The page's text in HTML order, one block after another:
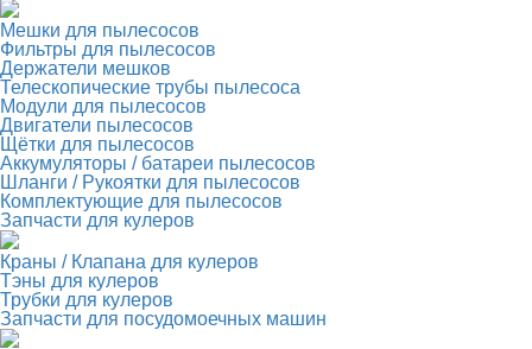
Мешки для пылесосов
Фильтры для пылесосов
Держатели мешков
Телескопические трубы пылесоса
Модули для пылесосов
Двигатели пылесосов
Щётки для пылесосов
Аккумуляторы / батареи пылесосов
Шланги / Рукоятки для пылесосов
Комплектующие для пылесосов
Запчасти для кулеров
Краны / Клапана для кулеров
Тэны для кулеров
Трубки для кулеров
Запчасти для посудомоечных машин